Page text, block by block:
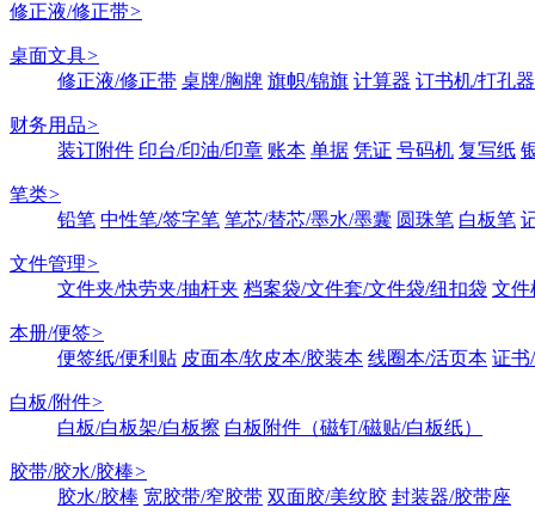
修正液/修正带>
桌面文具>
修正液/修正带 桌牌/胸牌 旗帜/锦旗 计算器 订书机/打孔器
财务用品>
装订附件 印台/印油/印章 账本 单据 凭证 号码机 复写纸
笔类>
铅笔 中性笔/签字笔 笔芯/替芯/墨水/墨囊 圆珠笔 白板笔
文件管理>
文件夹/快劳夹/抽杆夹 档案袋/文件套/文件袋/纽扣袋 文件
本册/便签>
便签纸/便利贴 皮面本/软皮本/胶装本 线圈本/活页本 证书
白板/附件>
白板/白板架/白板擦 白板附件（磁钉/磁贴/白板纸）
胶带/胶水/胶棒>
胶水/胶棒 宽胶带/窄胶带 双面胶/美纹胶 封装器/胶带座